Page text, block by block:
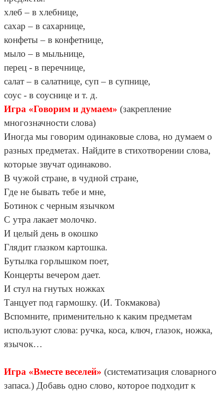
хлеб – в хлебнице,
сахар – в сахарнице,
конфеты – в конфетнице,
мыло – в мыльнице,
перец - в перечнице,
салат – в салатнице, суп – в супнице,
соус - в соуснице и т. д.
Игра «Говорим и думаем» (закрепление
многозначности слова)
Иногда мы говорим одинаковые слова, но думаем о
разных предметах. Найдите в стихотворении слова,
которые звучат одинаково.
В чужой стране, в чудной стране,
Где не бывать тебе и мне,
Ботинок с черным язычком
С утра лакает молочко.
И целый день в окошко
Глядит глазком картошка.
Бутылка горлышком поет,
Концерты вечером дает.
И стул на гнутых ножках
Танцует под гармошку. (И. Токмакова)
Вспомните, применительно к каким предметам
используют слова: ручка, коса, ключ, глазок, ножка,
язычок…
Игра «Вместе веселей» (систематизация словарного
запаса.) Добавь одно слово, которое подходит к